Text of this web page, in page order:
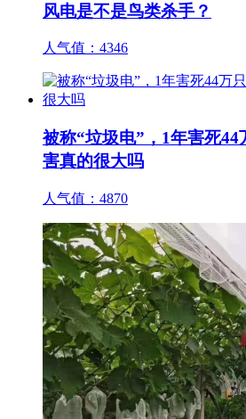
风电是不是鸟类杀手？
人气值： 4346
被称“垃圾电”，1年害死
害真的很大吗
人气值： 4870